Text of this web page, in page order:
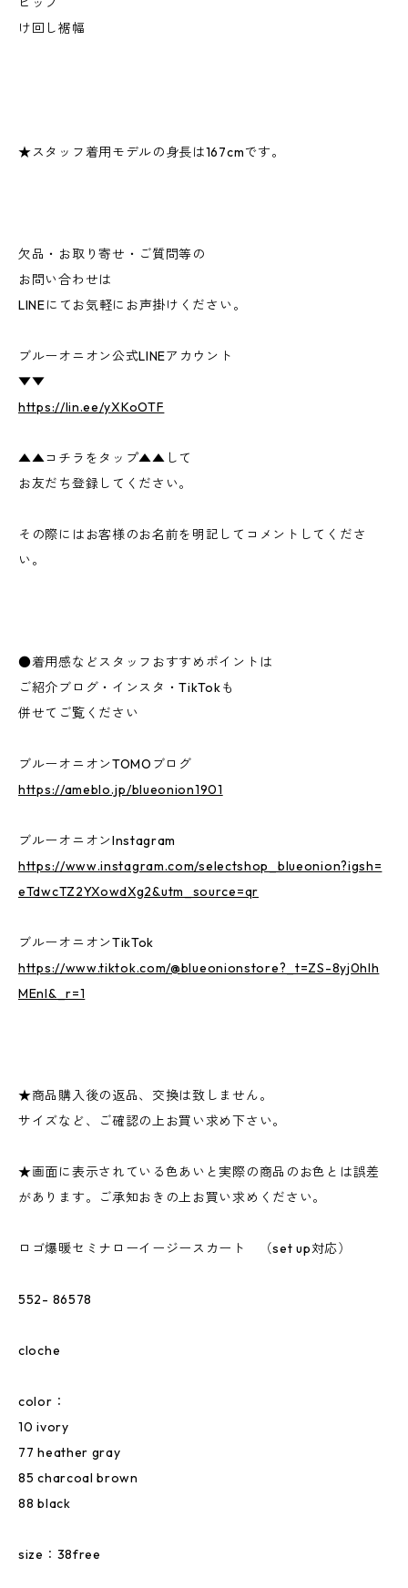
け回し裾幅
★スタッフ着用モデルの身長は167cmです。
欠品・お取り寄せ・ご質問等の
お問い合わせは
LINEにてお気軽にお声掛けください。
ブルーオニオン公式LINEアカウント
▼▼
https://lin.ee/yXKoOTF
▲▲コチラをタップ▲▲して
お友だち登録してください。
その際にはお客様のお名前を明記してコメントしてくださ
い。
●着用感などスタッフおすすめポイントは
ご紹介ブログ・インスタ・TikTokも
併せてご覧ください
ブルーオニオンTOMOブログ
https://ameblo.jp/blueonion1901
ブルーオニオンInstagram
https://www.instagram.com/selectshop_blueonion?igsh=
eTdwcTZ2YXowdXg2&utm_source=qr
ブルーオニオンTikTok
https://www.tiktok.com/@blueonionstore?_t=ZS-8yj0hlh
MEnI&_r=1
★商品購入後の返品、交換は致しません。
サイズなど、ご確認の上お買い求め下さい。
★画面に表示されている色あいと実際の商品のお色とは誤差
があります。ご承知おきの上お買い求めください。
ロゴ爆暖セミナローイージースカート （set up対応）
552- 86578
cloche
color：
10 ivory
77 heather gray
85 charcoal brown
88 black
size：38free